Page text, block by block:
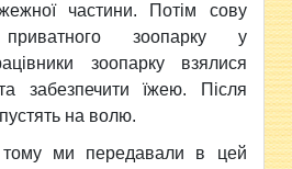
частини. Потім сову
зоопарку у
зоопарку взялися
забезпечити їжею. Після
на волю.
тому ми передавали в цей